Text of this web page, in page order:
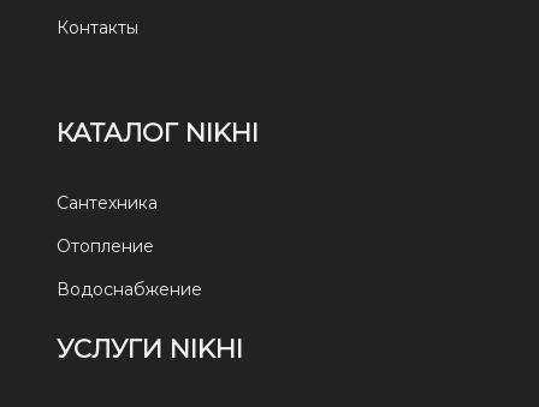
Контакты
КАТАЛОГ NIKHI
Сантехника
Отопление
Водоснабжение
УСЛУГИ NIKHI